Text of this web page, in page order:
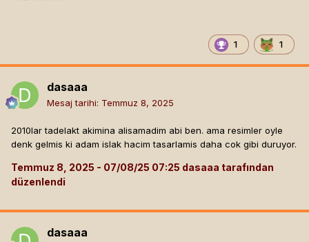
1 1
dasaaa
Mesaj tarihi: Temmuz 8, 2025
2010lar tadelakt akimina alisamadim abi ben. ama resimler oyle
denk gelmis ki adam islak hacim tasarlamis daha cok gibi duruyor.
Temmuz 8, 2025
dasaaa tarafından
düzenlendi
dasaaa